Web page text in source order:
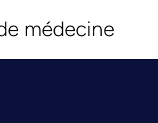
médecine